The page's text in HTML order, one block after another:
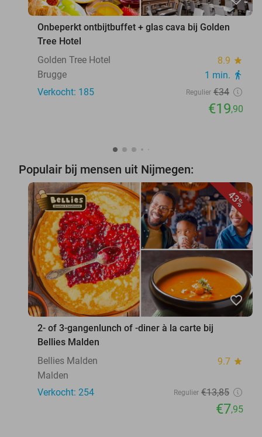
Onbeperkt ontbijtbuffet + glas cava bij Golden
Tree Hotel
Golden Tree Hotel
8.9 star
Brugge 1 min. directions_walk
Verkocht: 185 Regulier €34
€19,90
Populair bij mensen uit Nijmegen:
43%
favorite_border
2- of 3-gangenlunch of -diner à la carte bij
Bellies Malden
Bellies Malden
9.7 star
Malden
Verkocht: 254
Regulier €13,85
€7,95